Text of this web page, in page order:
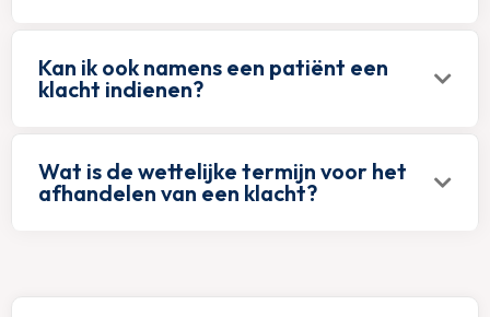
Kan ik ook namens een patiënt een
klacht indienen?
Wat is de wettelijke termijn voor het
afhandelen van een klacht?